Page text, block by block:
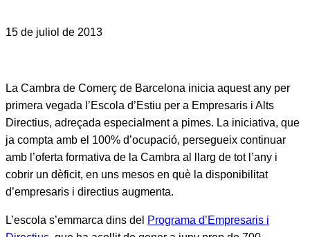
15 de juliol de 2013
La Cambra de Comerç de Barcelona inicia aquest any per
primera vegada l’Escola d’Estiu per a Empresaris i Alts
Directius, adreçada especialment a pimes. La iniciativa, que
ja compta amb el 100% d’ocupació, persegueix continuar
amb l’oferta formativa de la Cambra al llarg de tot l’any i
cobrir un dèficit, en uns mesos en què la disponibilitat
d’empresaris i directius augmenta.
L’escola s’emmarca dins del Programa d’Empresaris i